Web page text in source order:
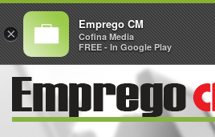
×
Emprego CM
Cofina Media
FREE - In Google Play